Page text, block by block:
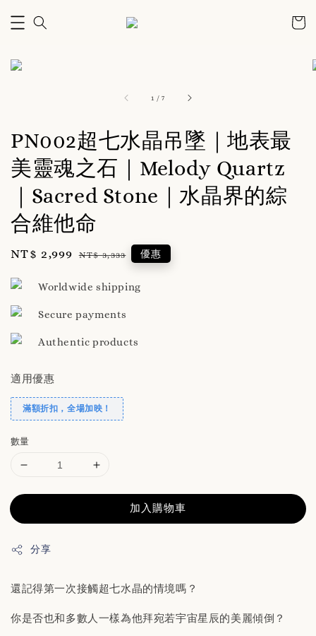
1 /7
PN002超七水晶吊墜｜地表最
美靈魂之石｜Melody Quartz
｜Sacred Stone｜水晶界的綜
合維他命
Sale
NT$ 2,999 Regular
NT$ 3,333 優惠
Worldwide shipping
Secure payments
Authentic products
適用優惠
滿額折扣，全場加映！
數量
加入購物車
分享
還記得第一次接觸超七水晶的情境嗎？
你是否也和多數人一樣為他拜宛若宇宙星辰的美麗傾倒？